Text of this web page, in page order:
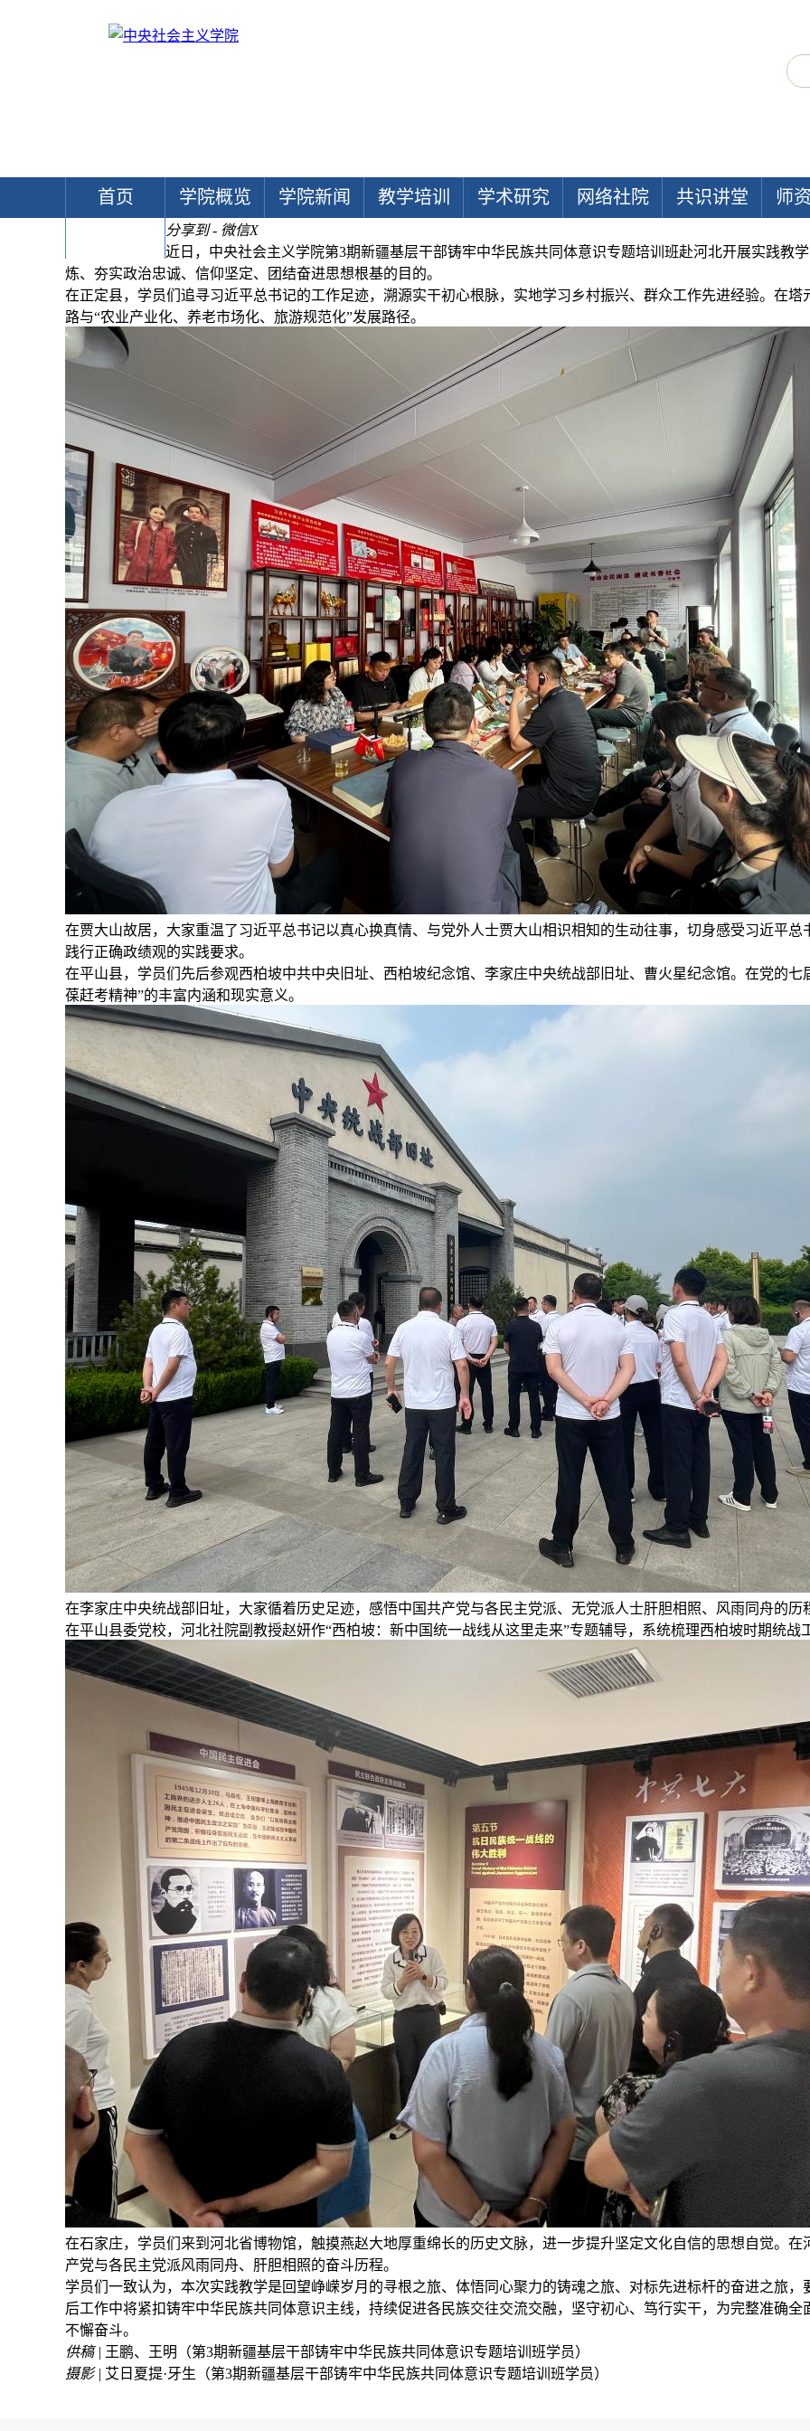
首页 学院概览 学院新闻 教学培训 学术研究 网络社院 共识讲堂 师
分享到 - 微信X
近日，中央社会主义学院第3期新疆基层干部铸牢中华民族共同体意识专题培训班赴河北开展实践教
炼、夯实政治忠诚、信仰坚定、团结奋进思想根基的目的。
在正定县，学员们追寻习近平总书记的工作足迹，溯源实干初心根脉，实地学习乡村振兴、群众工作先进经验。在
路与“农业产业化、养老市场化、旅游规范化”发展路径。
在贾大山故居，大家重温了习近平总书记以真心换真情、与党外人士贾大山相识相知的生动往事，切身感受习近平
践行正确政绩观的实践要求。
在平山县，学员们先后参观西柏坡中共中央旧址、西柏坡纪念馆、李家庄中央统战部旧址、曹火星纪念馆。在党的七
葆赶考精神”的丰富内涵和现实意义。
在李家庄中央统战部旧址，大家循着历史足迹，感悟中国共产党与各民主党派、无党派人士肝胆相照、风雨同舟的历
在平山县委党校，河北社院副教授赵妍作“西柏坡：新中国统一战线从这里走来”专题辅导，系统梳理西柏坡时期统战
在石家庄，学员们来到河北省博物馆，触摸燕赵大地厚重绵长的历史文脉，进一步提升坚定文化自信的思想自觉。
产党与各民主党派风雨同舟、肝胆相照的奋斗历程。
学员们一致认为，本次实践教学是回望峥嵘岁月的寻根之旅、体悟同心聚力的铸魂之旅、对标先进标杆的奋进之旅
后工作中将紧扣铸牢中华民族共同体意识主线，持续促进各民族交往交流交融，坚守初心、笃行实干，为完整准确
不懈奋斗。
供稿 | 王鹏、王明（第3期新疆基层干部铸牢中华民族共同体意识专题培训班学员）
摄影 | 艾日夏提·牙生（第3期新疆基层干部铸牢中华民族共同体意识专题培训班学员）